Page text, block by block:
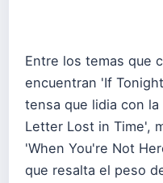
Entre los temas que
encuentran 'If
tensa que lidia con
Letter Lost in Time',
'When You're Not
que resalta el peso